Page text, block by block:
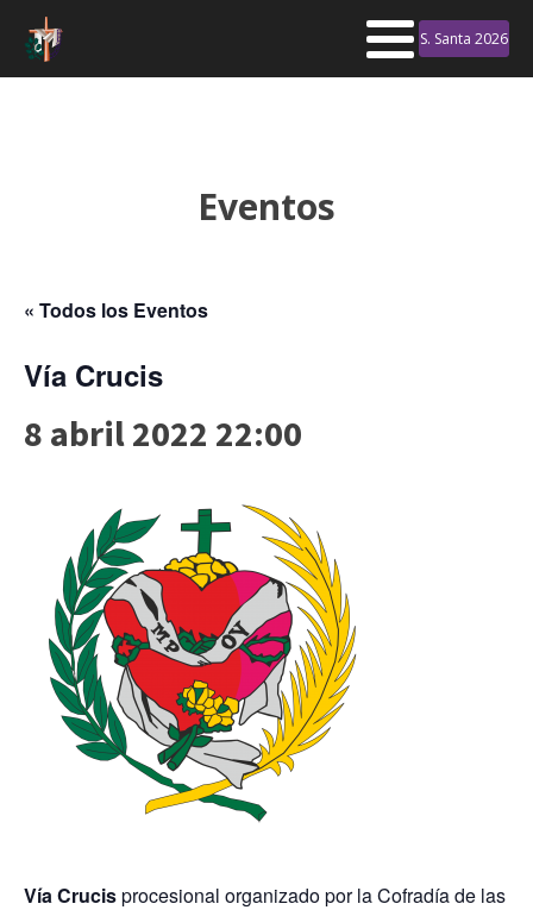
S. Santa 2026
Eventos
« Todos los Eventos
Vía Crucis
8 abril 2022 22:00
Vía Crucisprocesional organizado por la Cofradía de las